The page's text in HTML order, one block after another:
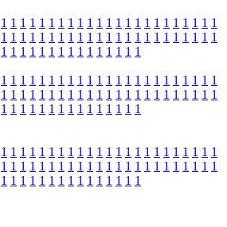
1 1 1 1 1 1 1 1 1 1 1 1 1 1 1 1 1 1 1 1 1 1 1
1 1 1 1 1 1 1 1 1 1 1 1 1 1 1 1 1 1 1 1 1 1 1
1 1 1 1 1 1 1 1 1 1 1 1 1 1 1
1 1 1 1 1 1 1 1 1 1 1 1 1 1 1 1 1 1 1 1 1 1 1
1 1 1 1 1 1 1 1 1 1 1 1 1 1 1 1 1 1 1 1 1 1 1
1 1 1 1 1 1 1 1 1 1 1 1 1 1 1
1 1 1 1 1 1 1 1 1 1 1 1 1 1 1 1 1 1 1 1 1 1 1
1 1 1 1 1 1 1 1 1 1 1 1 1 1 1 1 1 1 1 1 1 1 1
1 1 1 1 1 1 1 1 1 1 1 1 1 1 1